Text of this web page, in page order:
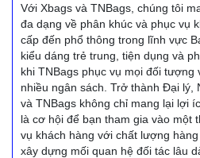
Với Xbags và TNBags, chúng tôi
đa dạng về phân khúc và phục vụ
cấp đến phổ thông trong lĩnh vực
kiểu dáng trẻ trung, tiện dụng và
khi TNBags phục vụ mọi đối
nhiều ngân sách. Trở thành Đại lý,
và TNBags không chỉ mang lại lợi
là cơ hội để bạn tham gia vào một
vụ khách hàng với chất lượng
xây dựng mối quan hệ đối tác lâu